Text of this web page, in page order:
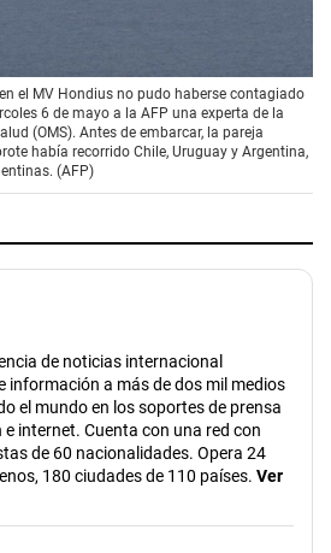
el MV Hondius no pudo haberse contagiado
6 de mayo a la AFP una experta de la
(OMS). Antes de embarcar, la pareja
había recorrido Chile, Uruguay y Argentina,
(AFP)
de noticias internacional
información a más de dos mil medios
el mundo en los soportes de prensa
internet. Cuenta con una red con
de 60 nacionalidades. Opera 24
180 ciudades de 110 países. Ver